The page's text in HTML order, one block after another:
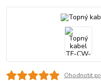
Ohodnotit